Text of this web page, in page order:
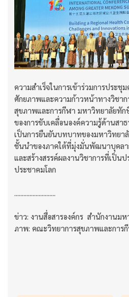
ความสำเร็จในการเข้าร่วมการประชุ
ศักยภาพและความก้าวหน้าทางวิชา
สุขภาพและการกีฬา มหาวิทยาลัยทั
ของการขับเคลื่อนองค์ความรู้ด้านสา
เป็นการยืนยันบทบาทของมหาวิทยา
ชั้นนำของภาคใต้ที่มุ่งมั่นพัฒนาบุคล
และสร้างสรรค์ผลงานวิชาการที่เป็น
ประชาคมโลก
...........................
ข่าว: งานสื่อสารองค์กร สำนักงานมห
ภาพ: คณะวิทยาการสุขภาพและกา